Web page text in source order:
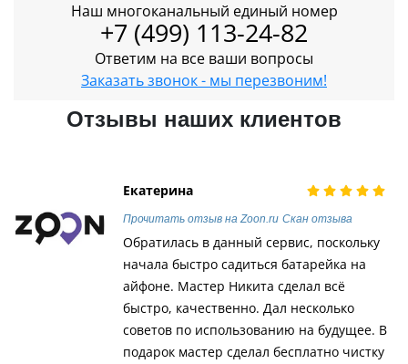
Наш многоканальный единый номер
+7 (499) 113-24-82
Ответим на все ваши вопросы
Заказать звонок - мы перезвоним!
Отзывы наших клиентов
Екатерина
Прочитать отзыв на Zoon.ru Скан отзыва
Обратилась в данный сервис, поскольку
начала быстро садиться батарейка на
айфоне. Мастер Никита сделал всё
быстро, качественно. Дал несколько
советов по использованию на будущее. В
подарок мастер сделал бесплатно чистку